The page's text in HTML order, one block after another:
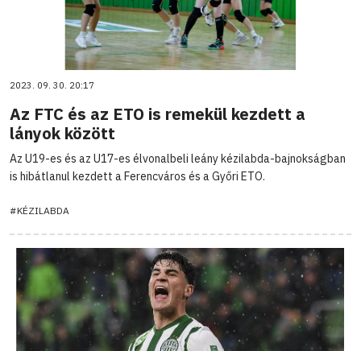
2023. 09. 30. 20:17
Az FTC és az ETO is remekül kezdett a
lányok között
Az U19-es és az U17-es élvonalbeli leány kézilabda-bajnokságban
is hibátlanul kezdett a Ferencváros és a Győri ETO.
#KÉZILABDA